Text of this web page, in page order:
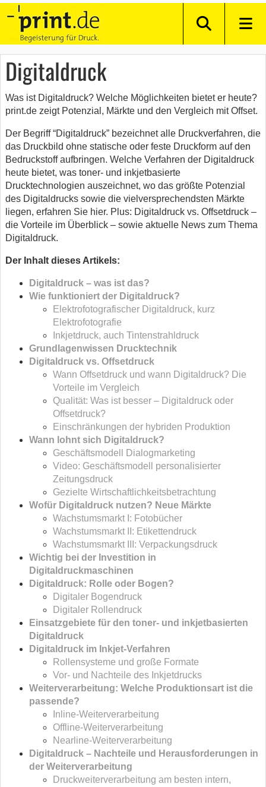
Digitaldruck
Was ist Digitaldruck? Welche Möglichkeiten bietet er heute?
print.de zeigt Potenzial, Märkte und den Vergleich mit Offset.
Der Begriff “Digitaldruck” bezeichnet alle Druckverfahren, die
das Druckbild ohne statische oder feste Druckform auf den
Bedruckstoff aufbringen. Welche Verfahren der Digitaldruck
heute bietet, was toner- und inkjetbasierte
Drucktechnologien auszeichnet, wo das größte Potenzial
des Digitaldrucks sowie die vielversprechendsten Märkte
liegen, erfahren Sie hier. Plus: Digitaldruck vs. Offsetdruck –
die Vorteile im Überblick – sowie aktuelle News zum Thema
Digitaldruck.
Der Inhalt dieses Artikels:
Digitaldruck – was ist das?
Wie funktioniert der Digitaldruck?
Elektrofotografischer Digitaldruck, kurz
Elektrofotografie
Inkjetdruck, auch Tintenstrahldruck
Grundlagenwissen Drucktechnik
Digitaldruck vs. Offsetdruck
Wann Offsetdruck und wann Digitaldruck? Die
Vorteile im Vergleich
Qualität: Was ist besser – Digitaldruck oder
Offsetdruck?
Einschränkungen der hybriden Produktion
Wann lohnt sich Digitaldruck?
Geschäftsmodell Dialogmarketing
Video: Geschäftsmodell personalisierter
Zeitungsdruck
Gezielte Wirtschaftlichkeitsbetrachtung
Wofür Digitaldruck nutzen? Neue Märkte
Wachstumsmarkt I: Fotobücher
Wachstumsmarkt II: Etikettendruck
Wachstumsmarkt III: Verpackungsdruck
Wichtig bei der Investition in
Digitaldruckmaschinen
Digitaldruck: Rolle oder Bogen?
Digitaler Bogendruck
Digitaler Rollendruck
Einsatzgebiete für den toner- und inkjetbasierten
Digitaldruck
Digitaldruck im Inkjet-Verfahren
Rollensysteme und große Formate
Vor- und Nachteile des Inkjetdrucks
Weiterverarbeitung: Welche Produktionsart ist die
passende?
Inline-Weiterverarbeitung
Offline-Weiterverarbeitung
Nearline-Weiterverarbeitung
Digitaldruck – Nachteile und Herausforderungen in
der Weiterverarbeitung
Druckweiterverarbeitung am besten intern,